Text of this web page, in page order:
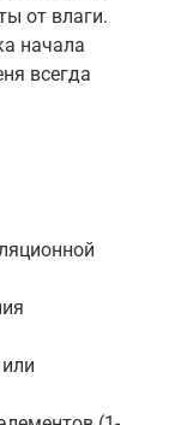
от влаги.
начала
всегда